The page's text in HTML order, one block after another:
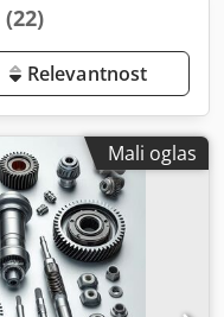
(22)
Relevantnost
Mali oglas